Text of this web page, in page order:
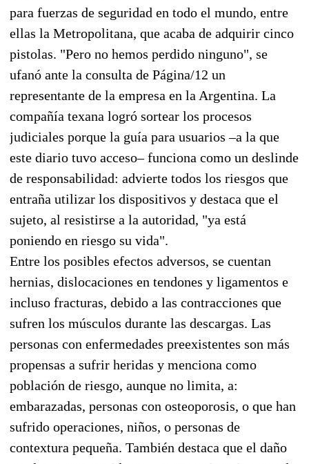
para fuerzas de seguridad en todo el mundo, entre
ellas la Metropolitana, que acaba de adquirir cinco
pistolas. "Pero no hemos perdido ninguno", se
ufanó ante la consulta de Página/12 un
representante de la empresa en la Argentina. La
compañía texana logró sortear los procesos
judiciales porque la guía para usuarios –a la que
este diario tuvo acceso– funciona como un deslinde
de responsabilidad: advierte todos los riesgos que
entraña utilizar los dispositivos y destaca que el
sujeto, al resistirse a la autoridad, "ya está
poniendo en riesgo su vida".
Entre los posibles efectos adversos, se cuentan
hernias, dislocaciones en tendones y ligamentos e
incluso fracturas, debido a las contracciones que
sufren los músculos durante las descargas. Las
personas con enfermedades preexistentes son más
propensas a sufrir heridas y menciona como
población de riesgo, aunque no limita, a:
embarazadas, personas con osteoporosis, o que han
sufrido operaciones, niños, o personas de
contextura pequeña. También destaca que el daño